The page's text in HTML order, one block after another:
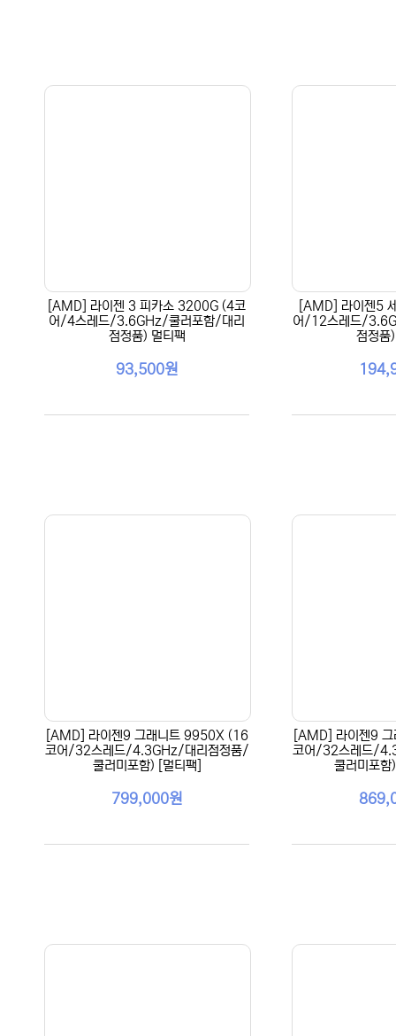
[AMD] 라이젠 3 피카소 3200G (4코
어/4스레드/3.6GHz/쿨러포함/대리
점정품) 멀티팩
93,500원
[AMD] 라이젠5
어/12스레드/
점정품
[AMD] 라이젠9 그래니트 9950X (16
코어/32스레드/4.3GHz/대리점정품/
쿨러미포함) [멀티팩]
799,000원
[AMD] 라이젠9
코어/32스레드/
쿨러미포